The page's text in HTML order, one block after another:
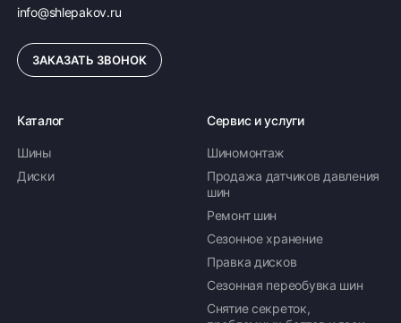
info@shlepakov.ru
ЗАКАЗАТЬ ЗВОНОК
Каталог
Шины
Диски
Сервис и услуги
Шиномонтаж
Продажа датчиков давления
шин
Ремонт шин
Сезонное хранение
Правка дисков
Сезонная переобувка шин
Снятие секреток,